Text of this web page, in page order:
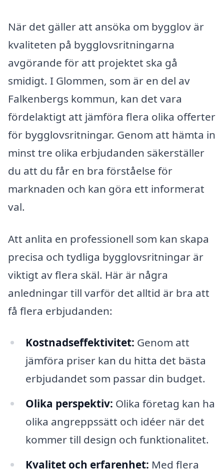
När det gäller att ansöka om bygglov är
kvaliteten på bygglovsritningarna
avgörande för att projektet ska gå
smidigt. I Glommen, som är en del av
Falkenbergs kommun, kan det vara
fördelaktigt att jämföra flera olika offerter
för bygglovsritningar. Genom att hämta in
minst tre olika erbjudanden säkerställer
du att du får en bra förståelse för
marknaden och kan göra ett informerat
val.
Att anlita en professionell som kan skapa
precisa och tydliga bygglovsritningar är
viktigt av flera skäl. Här är några
anledningar till varför det alltid är bra att
få flera erbjudanden:
Kostnadseffektivitet: Genom att
jämföra priser kan du hitta det bästa
erbjudandet som passar din budget.
Olika perspektiv: Olika företag kan ha
olika angreppssätt och idéer när det
kommer till design och funktionalitet.
Kvalitet och erfarenhet: Med flera